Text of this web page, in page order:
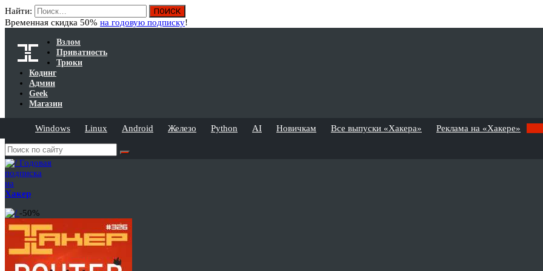
Найти:
Временная скидка 50% на годовую подписку!
Взлом
Приватность
Трюки
Кодинг
Админ
Geek
Магазин
Windows Linux Android Железо Python AI Новичкам Все выпуски «Хакера» Реклама на «Хакере»
Годовая
подписка
на
Хакер
-50%